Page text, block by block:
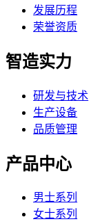
发展历程
荣誉资质
智造实力
研发与技术
生产设备
品质管理
产品中心
男士系列
女士系列